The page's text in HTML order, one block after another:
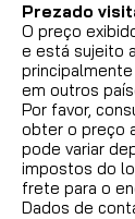
Prezado
O preço
e está sujeito
em outros
Por favor,
obter o preço
pode variar
impostos do
frete para o
Dados de